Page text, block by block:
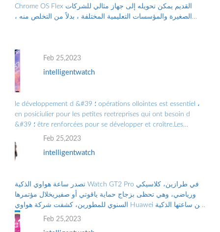
Chrome OS Flex القديم يمكن تحويله إلى جهاز مثالي للشركات
الصغيرة والمؤسسات التعليمية المختلفة ، بدلاً من التخلص منه ،
Feb 25,2023
intelligentwatch
le développement d &#39 ؛ opérations ollointes est essentiel ،
en posiciulier pour les petites reetreprises qui ont besoin d
&#39 ؛ être renforcées pour se développer et croître.Les
Grandes Entreprises doiv ...
Feb 25,2023
intelligentwatch
تصدر ساعة هواوي الذكية Watch GT2 Pro في طرازين، كلاسيكي
ورياضي، وهي تحظى بزجاج حماية ياقوتي أو صفيريخلال مؤتمرها
السنوي للمطورين، كشفت شركة هواوي Huawei عن ساعتها الذكية
Feb 25,2023